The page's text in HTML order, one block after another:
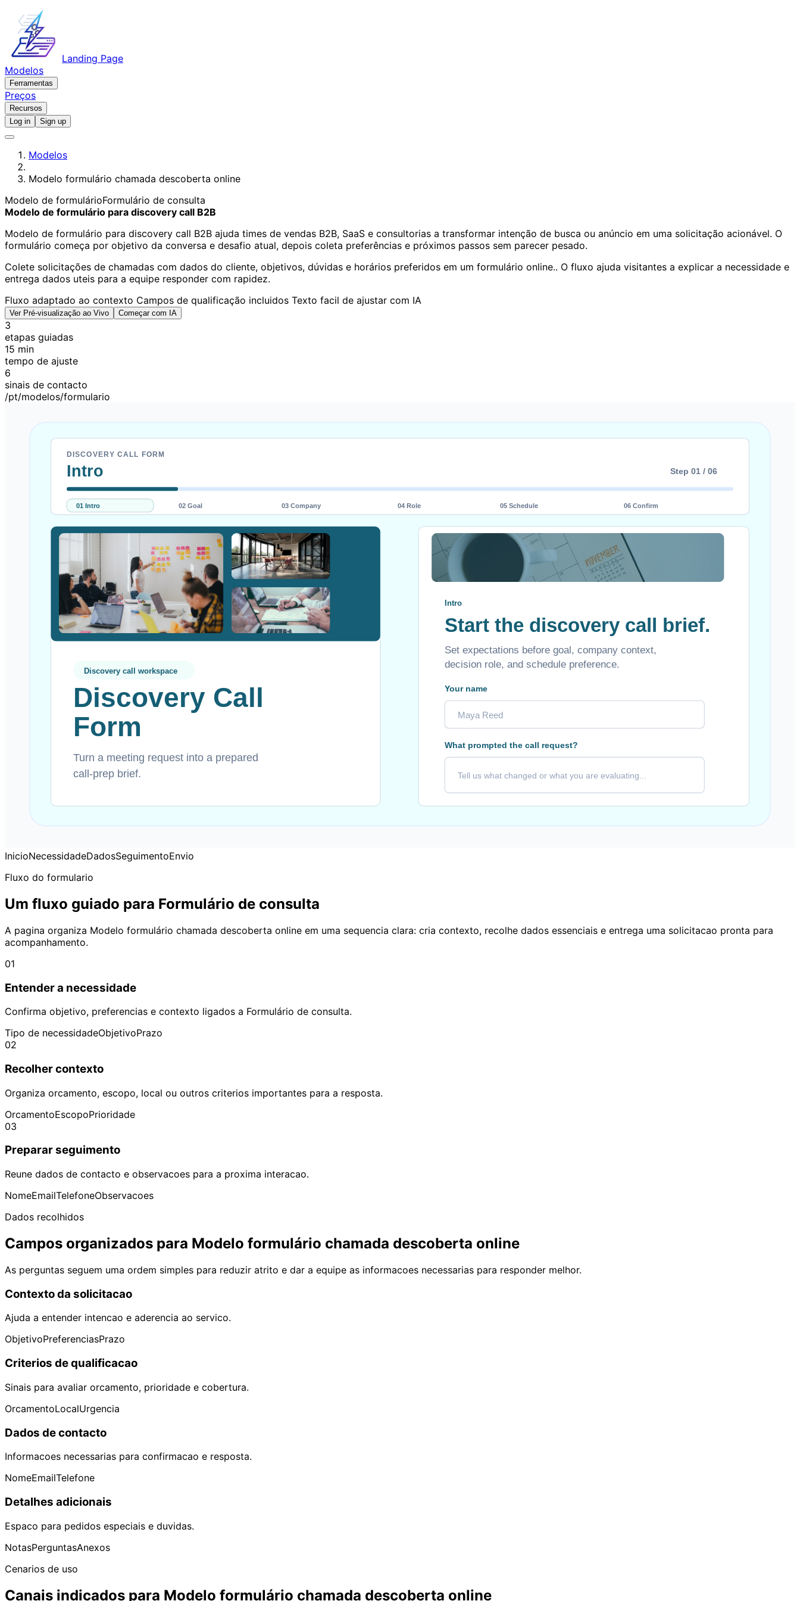
Landing Page
Modelos
Ferramentas
Preços
Recursos
Log in
Sign up
Modelos
Modelo formulário chamada descoberta online
Modelo de formulárioFormulário de consulta
Modelo de formulário para discovery call B2B
Modelo de formulário para discovery call B2B ajuda times de vendas B2B, SaaS e consultorias a transformar intenção de busca ou anúncio em uma solicitação acionável. O
formulário começa por objetivo da conversa e desafio atual, depois coleta preferências e próximos passos sem parecer pesado.
Colete solicitações de chamadas com dados do cliente, objetivos, dúvidas e horários preferidos em um formulário online.. O fluxo ajuda visitantes a explicar a necessidade e
entrega dados uteis para a equipe responder com rapidez.
Fluxo adaptado ao contexto Campos de qualificação incluidos Texto facil de ajustar com IA
Ver Pré-visualização ao Vivo Começar com IA
3
etapas guiadas
15 min
tempo de ajuste
6
sinais de contacto
/pt/modelos/formulario
InicioNecessidadeDadosSeguimentoEnvio
Fluxo do formulario
Um fluxo guiado para Formulário de consulta
A pagina organiza Modelo formulário chamada descoberta online em uma sequencia clara: cria contexto, recolhe dados essenciais e entrega uma solicitacao pronta para
acompanhamento.
01
Entender a necessidade
Confirma objetivo, preferencias e contexto ligados a Formulário de consulta.
Tipo de necessidadeObjetivoPrazo
02
Recolher contexto
Organiza orcamento, escopo, local ou outros criterios importantes para a resposta.
OrcamentoEscopoPrioridade
03
Preparar seguimento
Reune dados de contacto e observacoes para a proxima interacao.
NomeEmailTelefoneObservacoes
Dados recolhidos
Campos organizados para Modelo formulário chamada descoberta online
As perguntas seguem uma ordem simples para reduzir atrito e dar a equipe as informacoes necessarias para responder melhor.
Contexto da solicitacao
Ajuda a entender intencao e aderencia ao servico.
ObjetivoPreferenciasPrazo
Criterios de qualificacao
Sinais para avaliar orcamento, prioridade e cobertura.
OrcamentoLocalUrgencia
Dados de contacto
Informacoes necessarias para confirmacao e resposta.
NomeEmailTelefone
Detalhes adicionais
Espaco para pedidos especiais e duvidas.
NotasPerguntasAnexos
Cenarios de uso
Canais indicados para Modelo formulário chamada descoberta online